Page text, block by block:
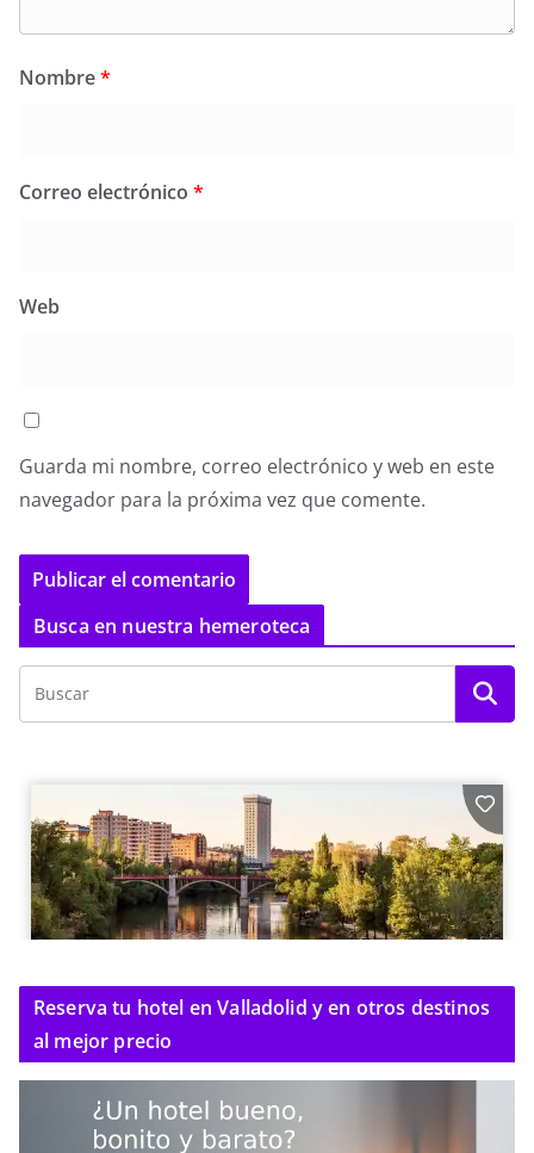
Nombre*
Correo electrónico *
Web
Guarda mi nombre, correo electrónico y web en este
navegador para la próxima vez que comente.
Busca en nuestra hemeroteca
Reserva tu hotel en Valladolid y en otros destinos
al mejor precio